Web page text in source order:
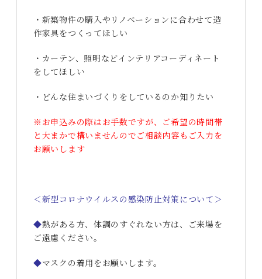
・新築物件の購入やリノベーションに合わせて造
作家具をつくってほしい
・カーテン、照明などインテリアコーディネート
をしてほしい
・どんな住まいづくりをしているのか知りたい
※お申込みの際はお手数ですが、ご希望の時間帯
と大まかで構いませんのでご相談内容もご入力を
お願いします
＜新型コロナウイルスの感染防止対策について＞
◆熱がある方、体調のすぐれない方は、ご来場を
ご遠慮ください。
◆マスクの着用をお願いします。